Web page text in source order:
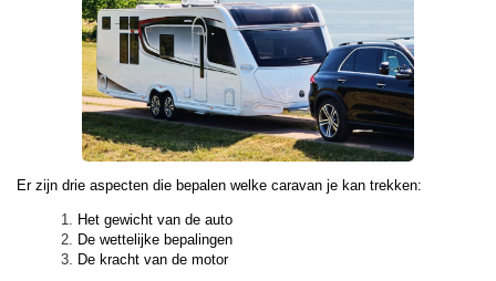
Er zijn drie aspecten die bepalen welke caravan je kan trekken:
Het gewicht van de auto
De wettelijke bepalingen
De kracht van de motor